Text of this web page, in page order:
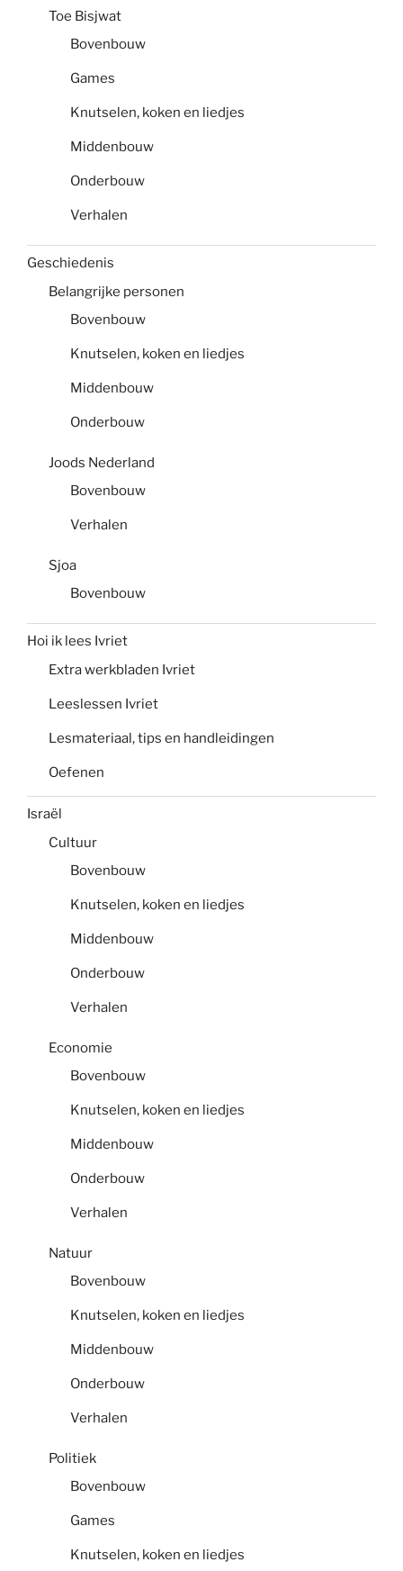
Toe Bisjwat
Bovenbouw
Games
Knutselen, koken en liedjes
Middenbouw
Onderbouw
Verhalen
Geschiedenis
Belangrijke personen
Bovenbouw
Knutselen, koken en liedjes
Middenbouw
Onderbouw
Joods Nederland
Bovenbouw
Verhalen
Sjoa
Bovenbouw
Hoi ik lees Ivriet
Extra werkbladen Ivriet
Leeslessen Ivriet
Lesmateriaal, tips en handleidingen
Oefenen
Israël
Cultuur
Bovenbouw
Knutselen, koken en liedjes
Middenbouw
Onderbouw
Verhalen
Economie
Bovenbouw
Knutselen, koken en liedjes
Middenbouw
Onderbouw
Verhalen
Natuur
Bovenbouw
Knutselen, koken en liedjes
Middenbouw
Onderbouw
Verhalen
Politiek
Bovenbouw
Games
Knutselen, koken en liedjes